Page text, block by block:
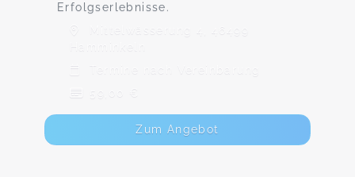
Erfolgserlebnisse.
Hamminkeln
Termine nach Vereinbarung
59,00 €
Zum Angebot